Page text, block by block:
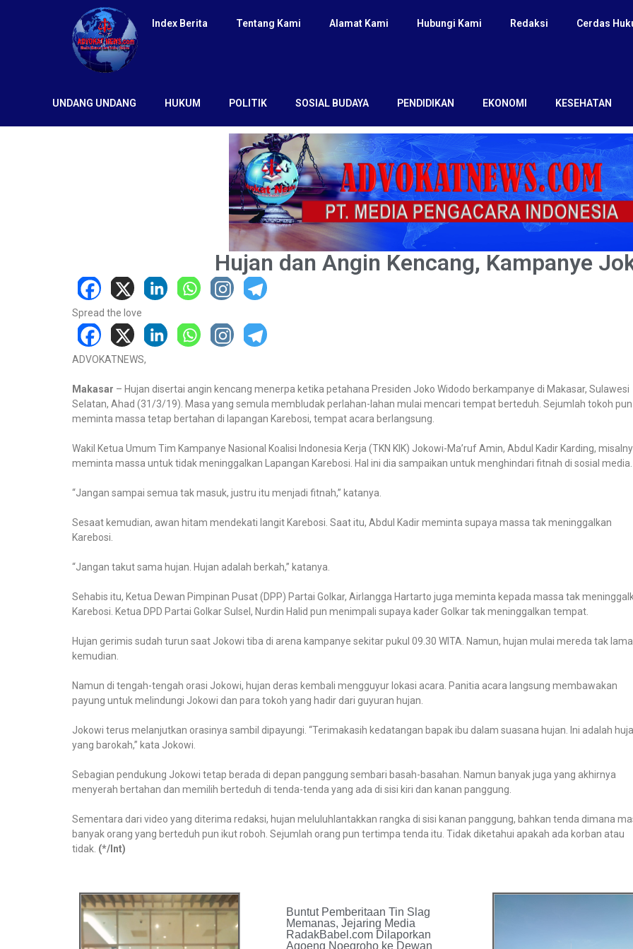
Index Berita Tentang Kami Alamat Kami Hubungi Kami Redaksi Cerdas
UNDANG UNDANG HUKUM POLITIK SOSIAL BUDAYA PENDIDIKAN EKONOMI KESEHATAN
Hujan dan Angin Kencang, Kampanye
Spread the love
ADVOKATNEWS,
Makasar – Hujan disertai angin kencang menerpa ketika petahana Presiden Joko Widodo berkampanye di Makasar, Sulawesi
Selatan, Ahad (31/3/19). Masa yang semula membludak perlahan-lahan mulai mencari tempat berteduh. Sejumlah tokoh pun
meminta massa tetap bertahan di lapangan Karebosi, tempat acara berlangsung.
Wakil Ketua Umum Tim Kampanye Nasional Koalisi Indonesia Kerja (TKN KIK) Jokowi-Ma’ruf Amin, Abdul Kadir Karding,
meminta massa untuk tidak meninggalkan Lapangan Karebosi. Hal ini dia sampaikan untuk menghindari fitnah di sosial media.
“Jangan sampai semua tak masuk, justru itu menjadi fitnah,” katanya.
Sesaat kemudian, awan hitam mendekati langit Karebosi. Saat itu, Abdul Kadir meminta supaya massa tak meninggalkan
Karebosi.
“Jangan takut sama hujan. Hujan adalah berkah,” katanya.
Sehabis itu, Ketua Dewan Pimpinan Pusat (DPP) Partai Golkar, Airlangga Hartarto juga meminta kepada massa tak
Karebosi. Ketua DPD Partai Golkar Sulsel, Nurdin Halid pun menimpali supaya kader Golkar tak meninggalkan tempat.
Hujan gerimis sudah turun saat Jokowi tiba di arena kampanye sekitar pukul 09.30 WITA. Namun, hujan mulai mereda tak lama
kemudian.
Namun di tengah-tengah orasi Jokowi, hujan deras kembali mengguyur lokasi acara. Panitia acara langsung membawakan
payung untuk melindungi Jokowi dan para tokoh yang hadir dari guyuran hujan.
Jokowi terus melanjutkan orasinya sambil dipayungi. “Terimakasih kedatangan bapak ibu dalam suasana hujan. Ini adalah
yang barokah,” kata Jokowi.
Sebagian pendukung Jokowi tetap berada di depan panggung sembari basah-basahan. Namun banyak juga yang akhirnya
menyerah bertahan dan memilih berteduh di tenda-tenda yang ada di sisi kiri dan kanan panggung.
Sementara dari video yang diterima redaksi, hujan meluluhlantakkan rangka di sisi kanan panggung, bahkan tenda dimana
banyak orang yang berteduh pun ikut roboh. Sejumlah orang pun tertimpa tenda itu. Tidak diketahui apakah ada korban atau
tidak. (*/Int)
Buntut Pemberitaan Tin Slag
Memanas, Jejaring Media
RadakBabel.com Dilaporkan
Agoeng Noegroho ke Dewan